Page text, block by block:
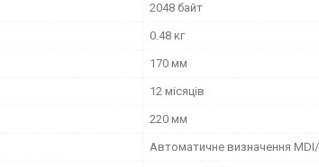
2048 байт
0.48 кг
170 мм
12 місяців
220 мм
Автоматичне визначення MDI/